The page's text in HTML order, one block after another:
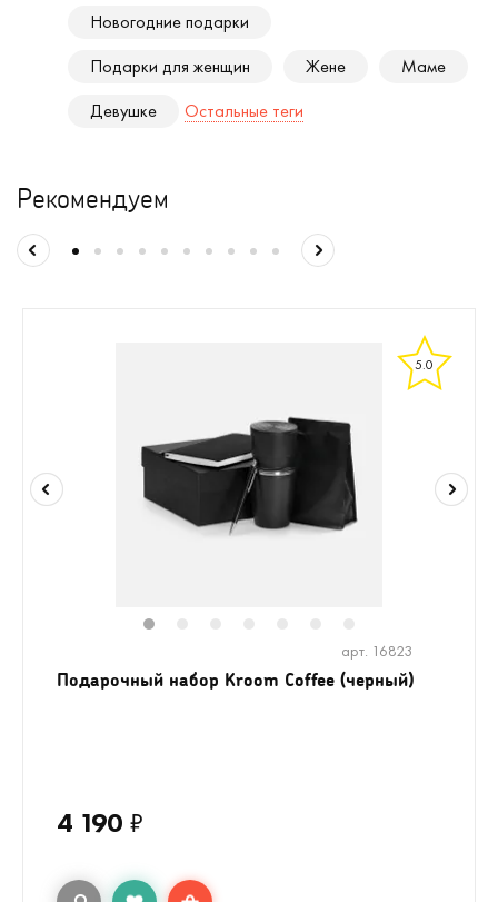
Новогодние подарки
Подарки для женщин
Жене
Маме
Девушке
Остальные теги
Рекомендуем
5.0
арт. 16823
Подарочный набор Kroom Coffee (черный)
4 190 ₽